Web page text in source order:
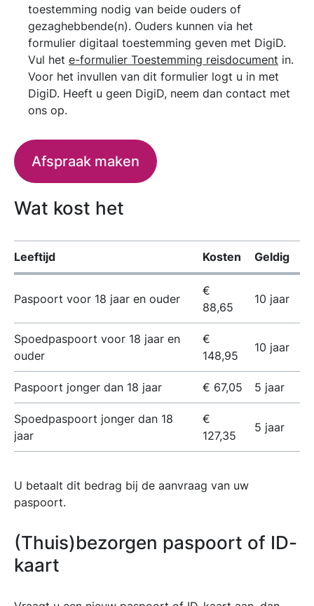
toestemming nodig van beide ouders of
gezaghebbende(n). Ouders kunnen via het
formulier digitaal toestemming geven met DigiD.
Vul het e-formulier Toestemming reisdocument in.
Voor het invullen van dit formulier logt u in met
DigiD. Heeft u geen DigiD, neem dan contact met
ons op.
Afspraak maken
Wat kost het
Leeftijd Kosten Geldig
Paspoort voor 18 jaar en ouder
€
88,65
10 jaar
Spoedpaspoort voor 18 jaar en
ouder
€
148,95
10 jaar
Paspoort jonger dan 18 jaar € 67,05 5 jaar
Spoedpaspoort jonger dan 18
jaar
€
127,35
5 jaar
U betaalt dit bedrag bij de aanvraag van uw
paspoort.
(Thuis)bezorgen paspoort of ID-
kaart